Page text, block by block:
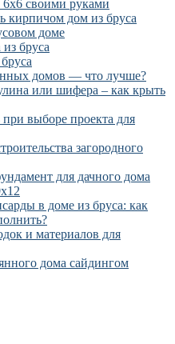
своими руками
кирпичом дом из бруса
доме
бруса
домов — что лучше?
или шифера – как крыть
выборе проекта для
загородного
для дачного дома
в доме из бруса: как
и материалов для
дома сайдингом